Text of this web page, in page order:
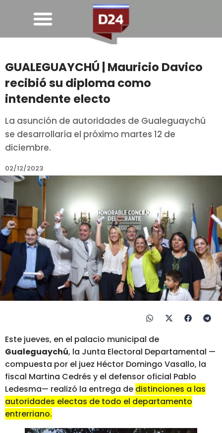
GUALEGUAYCHÚ | Mauricio Davico
recibió su diploma como
intendente electo
La asunción de autoridades de Gualeguaychú
se desarrollaría el próximo martes 12 de
diciembre.
02/12/2023
Este jueves, en el palacio municipal de
Gualeguaychú, la Junta Electoral Departamental —
compuesta por el juez Héctor Domingo Vasallo, la
fiscal Martina Cedrés y el defensor oficial Pablo
Ledesma— realizó la entrega de distinciones a las
autoridades electas de todo el departamento
entrerriano.